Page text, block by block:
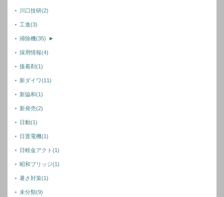
川口技研(2)
工進(3)
掃除機(35) ►
採用情報(4)
接着剤(1)
新ダイワ(11)
新協和(1)
新発売(2)
日動(1)
日置電機(1)
日軽金アクト(1)
昭和ブリッジ(1)
暑さ対策(1)
未分類(9)